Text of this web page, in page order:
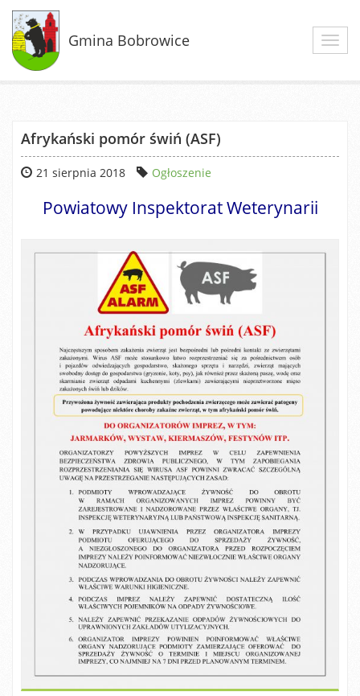
Gmina Bobrowice
Afrykański pomór świń (ASF)
21 sierpnia 2018 Ogłoszenie
Powiatowy Inspektorat Weterynarii